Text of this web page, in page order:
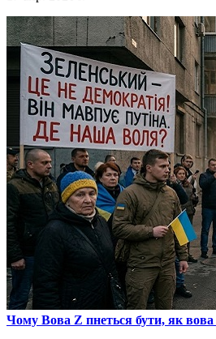
​Чому Вова Z пнеться бути, як